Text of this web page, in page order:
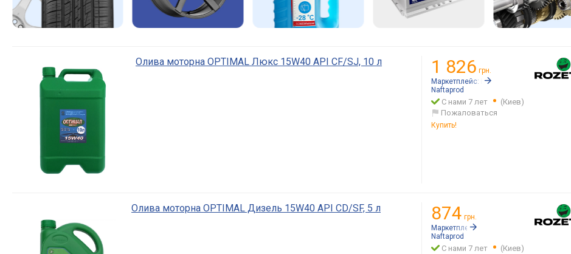
Олива моторна OPTIMAL Люкс 15W40 API CF/SJ, 10 л 1 826 грн.
Маркетплейс:
Rozetka.ua
Naftaprod
С нами 7 лет
(Киев)
Пожаловаться
Купить!
Олива моторна OPTIMAL Дизель 15W40 API CD/SF, 5 л 874 грн.
Маркетплейс:
Naftaprod
С нами 7 лет
(Киев)